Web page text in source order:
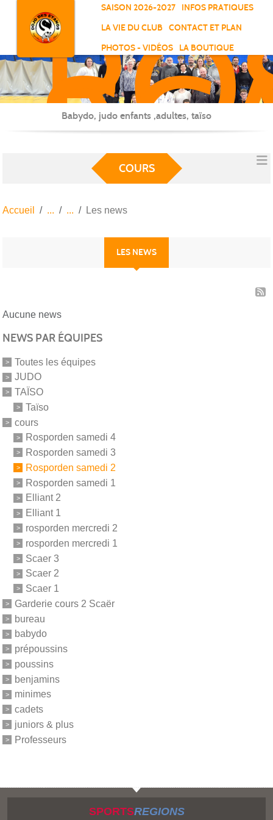
SAISON 2026-2027
INFOS PRATIQUES
LA VIE DU CLUB
CONTACT ET PLAN
PHOTOS - VIDÉOS
LA BOUTIQUE
-
-
Babydo, judo enfants ,adultes, taïso
COURS
Accueil Les news
LES NEWS
Aucune news
NEWS PAR ÉQUIPES
Toutes les équipes
JUDO
TAÏSO
Taïso
cours
Rosporden samedi 4
Rosporden samedi 3
Rosporden samedi 2
Rosporden samedi 1
Elliant 2
Elliant 1
rosporden mercredi 2
rosporden mercredi 1
Scaer 3
Scaer 2
Scaer 1
Garderie cours 2 Scaër
bureau
babydo
prépoussins
poussins
benjamins
minimes
cadets
juniors & plus
Professeurs
SPORTSREGIONS
Panneau de gestion des cookies